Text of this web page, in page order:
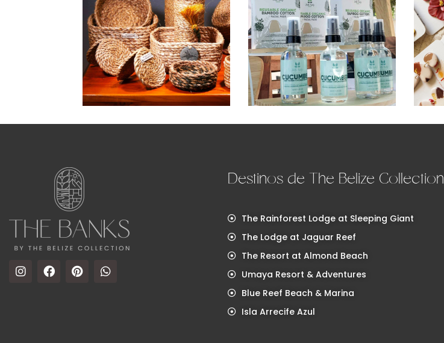
Destinos de The Belize Collection
The Rainforest Lodge at Sleeping Giant
The Lodge at Jaguar Reef
The Resort at Almond Beach
Umaya Resort & Adventures
Blue Reef Beach & Marina
Isla Arrecife Azul